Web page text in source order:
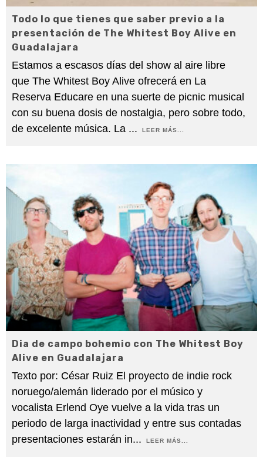
Todo lo que tienes que saber previo a la
presentación de The Whitest Boy Alive en
Guadalajara
Estamos a escasos días del show al aire libre
que The Whitest Boy Alive ofrecerá en La
Reserva Educare en una suerte de picnic musical
con su buena dosis de nostalgia, pero sobre todo,
de excelente música. La ... LEER MÁS...
Dia de campo bohemio con The Whitest Boy
Alive en Guadalajara
Texto por: César Ruiz El proyecto de indie rock
noruego/alemán liderado por el músico y
vocalista Erlend Oye vuelve a la vida tras un
periodo de larga inactividad y entre sus contadas
presentaciones estarán in... LEER MÁS...